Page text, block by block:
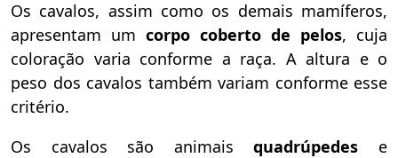
Os cavalos, assim como os demais mamíferos,
apresentam um corpo coberto de pelos, cuja
coloração varia conforme a raça. A altura e o
peso dos cavalos também variam conforme esse
critério.
Os cavalos são animaisquadrúpedes e